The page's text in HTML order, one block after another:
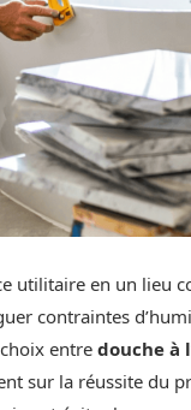
utilitaire en un lieu
contraintes
entre douche à
sur la réussite du